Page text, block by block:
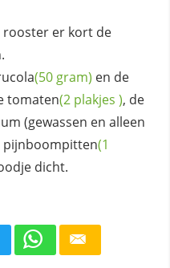
rooster er kort de
(50 gram) en de
tomaten(2 plakjes ), de
(gewassen en alleen
pijnboompitten(1
dicht.